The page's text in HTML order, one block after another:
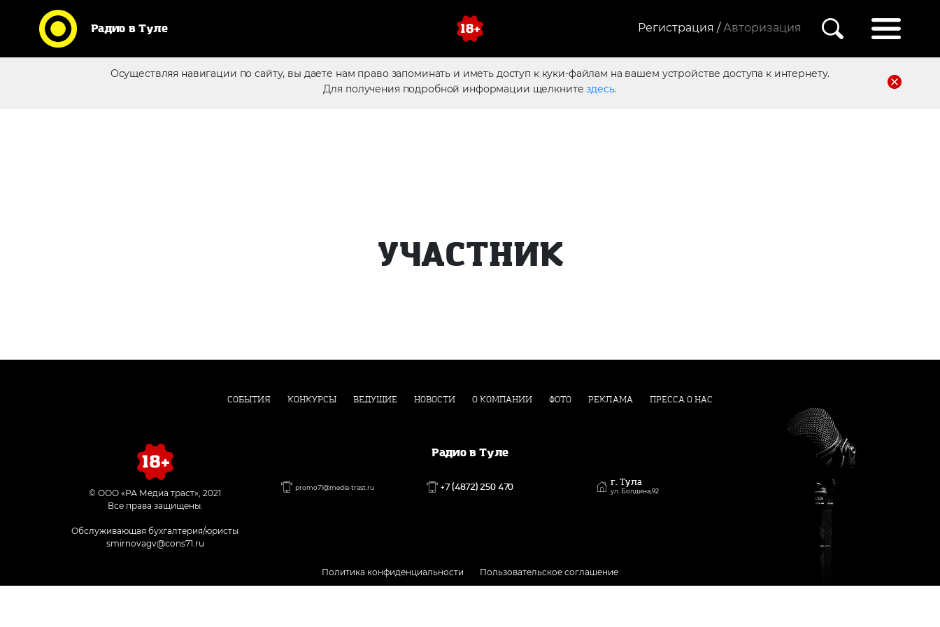
Радио в Туле Регистрация / Авторизация
Осуществляя навигации по сайту, вы даете нам право запоминать и иметь доступ к куки-файлам на вашем устройстве доступа к интернету.
Для получения подробной информации щелкнитездесь.
Кликни по логотипу любимой
станции и слушай радио
УЧАСТНИК
СОБЫТИЯ КОНКУРСЫ ВЕДУЩИЕ НОВОСТИ О КОМПАНИИ ФОТО РЕКЛАМА ПРЕССА О НАС
Радио в Туле
© ООО «РА Медиа траст», 2021
Все права защищены.
Обслуживающая бухгалтерия/юристы
smirnovagv@cons71.ru
promo71@media-trast.ru +7 (4872) 250 470 г. Тула
ул. Болдина,92
Политика конфиденциальности Пользовательское соглашение